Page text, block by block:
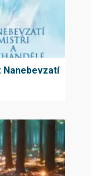
Nanebevzatí